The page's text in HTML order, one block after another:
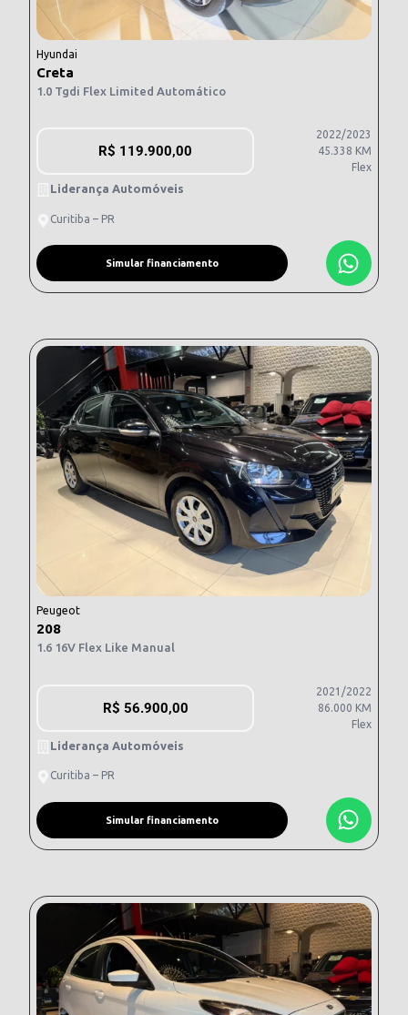
Hyundai
Creta
1.0 Tgdi Flex Limited Automático
R$ 119.900,00
2022/2023
45.338 KM
Flex
Liderança Automóveis
Curitiba – PR
Simular financiamento
Peugeot
208
1.6 16V Flex Like Manual
R$ 56.900,00
2021/2022
86.000 KM
Flex
Liderança Automóveis
Curitiba – PR
Simular financiamento